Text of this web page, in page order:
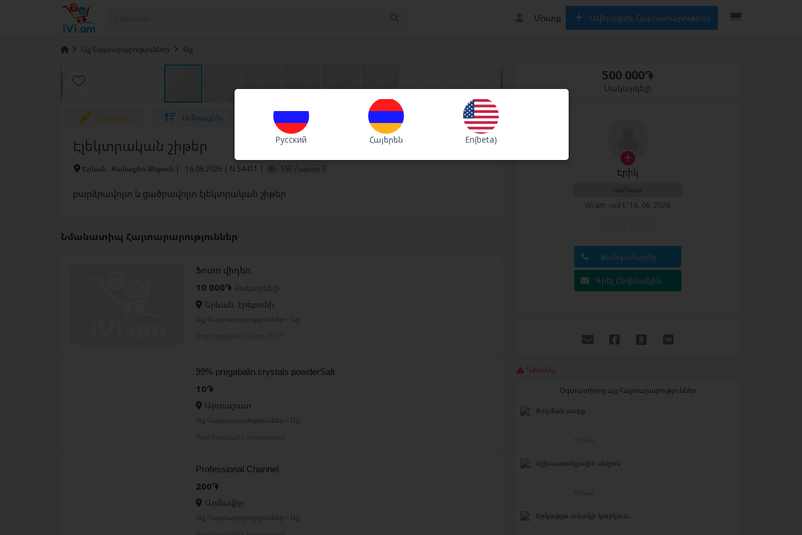
Русский Հայերեն En(beta)
Մուտք Ավելացնել Հայտարարություն
Այլ հայտարարություններ Այլ
Ընդգծել Ամրացնել Premium VIP
Էլեկտրական շիթեր
Երևան , Քանաքեռ Զեյթուն | 16.06.2026 | N 54411 | 197 / այսօր 3
բարձրավոլտ և ցածրավոլտ էլեկտրական շիթեր
Նմանատիպ Հայտարարություններ
Ֆոտո վիդեո
10 000֏
Երևան, էրեբունի
Այլ հայտարարություններ › Այլ
99% pregabalin crystals powderSalt
10֏
Արտաշատ
Այլ հայտարարություններ › Այլ
Professional Channel
200֏
Արմավիր
Այլ հայտարարություններ › Այլ
500 000֏
Սակարկելի
Էրիկ
անհատ
iVi.am -ում է՝ 16. 06. 2026
Զանգահարել
Գրել Հեղինակին
Դժգոհել
Օգտատիրոջ այլ հայտարարություններ
Զոդման սարք
Աշխատանքային սեղան
Երկաթյա տնակի կարկաս...